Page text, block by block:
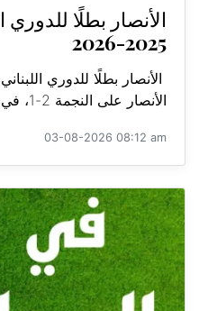
الأنصار بطلًا للدوري
2025-2026
الأنصار على النجمة 2-1، في الجولة ال...
03-08-2026 08:12 am